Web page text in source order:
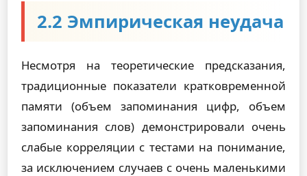
2.2 Эмпирическая неудача
Несмотря на теоретические предсказания,
традиционные показатели кратковременной
памяти (объем запоминания цифр, объем
запоминания слов) демонстрировали очень
слабые корреляции с тестами на понимание,
за исключением случаев с очень маленькими